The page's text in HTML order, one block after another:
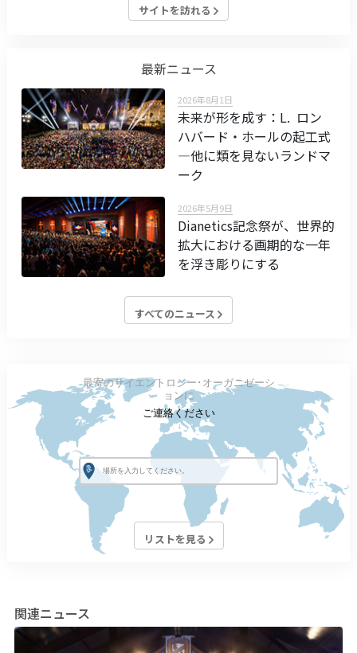
サイトを訪れる
最新ニュース
2026年8月1日
未来が形を成す：L. ロン
ハバード・ホールの起工式
—他に類を見ないランドマ
ーク
2026年5月9日
Dianetics記念祭が、世界的
拡大における画期的な一年
を浮き彫りにする
すべてのニュース
最寄のサイエントロジー･オーガニゼーシ
ョンに
ご連絡ください
リストを見る
関連ニュース